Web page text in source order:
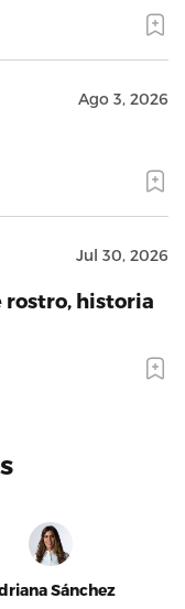
Ago 3, 2026
Jul 30, 2026
rostro, historia
Sánchez